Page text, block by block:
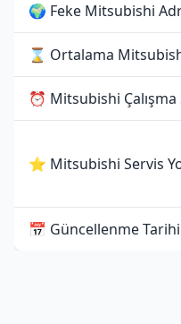
🌍 Feke Mitsubishi
⌛ Ortalama
⏰ Mitsubishi Çalışma
⭐ Mitsubishi Servis
📅 Güncellenme